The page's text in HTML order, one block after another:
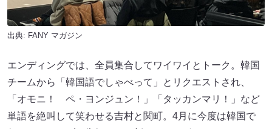
出典: FANY マガジン
エンディングでは、全員集合してワイワイとトーク。韓国
チームから「韓国語でしゃべって」とリクエストされ、
「オモニ！ ペ・ヨンジュン！」「タッカンマリ！」など
単語を絶叫して笑わせる吉村と関町。4月に今度は韓国で